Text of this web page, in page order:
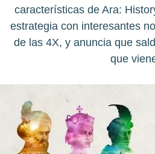
características de Ara:
estrategia con interesantes
de las 4X, y anuncia que
que